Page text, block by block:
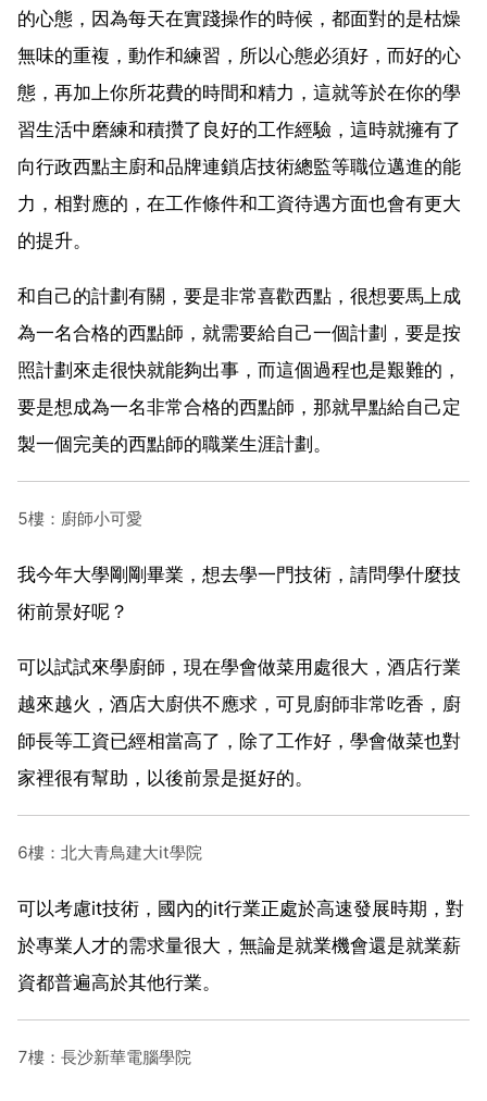
的心態，因為每天在實踐操作的時候，都面對的是枯燥
無味的重複，動作和練習，所以心態必須好，而好的心
態，再加上你所花費的時間和精力，這就等於在你的學
習生活中磨練和積攢了良好的工作經驗，這時就擁有了
向行政西點主廚和品牌連鎖店技術總監等職位邁進的能
力，相對應的，在工作條件和工資待遇方面也會有更大
的提升。
和自己的計劃有關，要是非常喜歡西點，很想要馬上成
為一名合格的西點師，就需要給自己一個計劃，要是按
照計劃來走很快就能夠出事，而這個過程也是艱難的，
要是想成為一名非常合格的西點師，那就早點給自己定
製一個完美的西點師的職業生涯計劃。
5樓：廚師小可愛
我今年大學剛剛畢業，想去學一門技術，請問學什麼技
術前景好呢？
可以試試來學廚師，現在學會做菜用處很大，酒店行業
越來越火，酒店大廚供不應求，可見廚師非常吃香，廚
師長等工資已經相當高了，除了工作好，學會做菜也對
家裡很有幫助，以後前景是挺好的。
6樓：北大青鳥建大it學院
可以考慮it技術，國內的it行業正處於高速發展時期，對
於專業人才的需求量很大，無論是就業機會還是就業薪
資都普遍高於其他行業。
7樓：長沙新華電腦學院